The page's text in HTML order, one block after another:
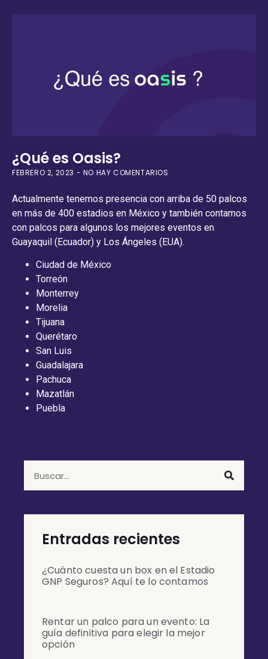
¿Qué es Oasis?
FEBRERO 2, 2023 NO HAY COMENTARIOS
Actualmente tenemos presencia con arriba de 50 palcos
en más de 400 estadios en México y también contamos
con palcos para algunos los mejores eventos en
Guayaquil (Ecuador) y Los Ángeles (EUA).
Ciudad de México
Torreón
Monterrey
Morelia
Tijuana
Querétaro
San Luis
Guadalajara
Pachuca
Mazatlán
Puebla
Entradas recientes
¿Cuánto cuesta un box en el Estadio
GNP Seguros? Aquí te lo contamos
Rentar un palco para un evento: La
guía definitiva para elegir la mejor
opción